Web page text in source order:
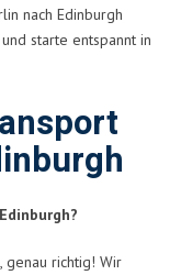
nach Edinburgh
starte entspannt in
genau richtig! Wir